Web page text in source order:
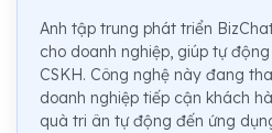
Anh tập trung phát triển
cho doanh nghiệp, giúp tự
CSKH. Công nghệ này đang
doanh nghiệp tiếp cận khách
quà tri ân tự động đến ứng